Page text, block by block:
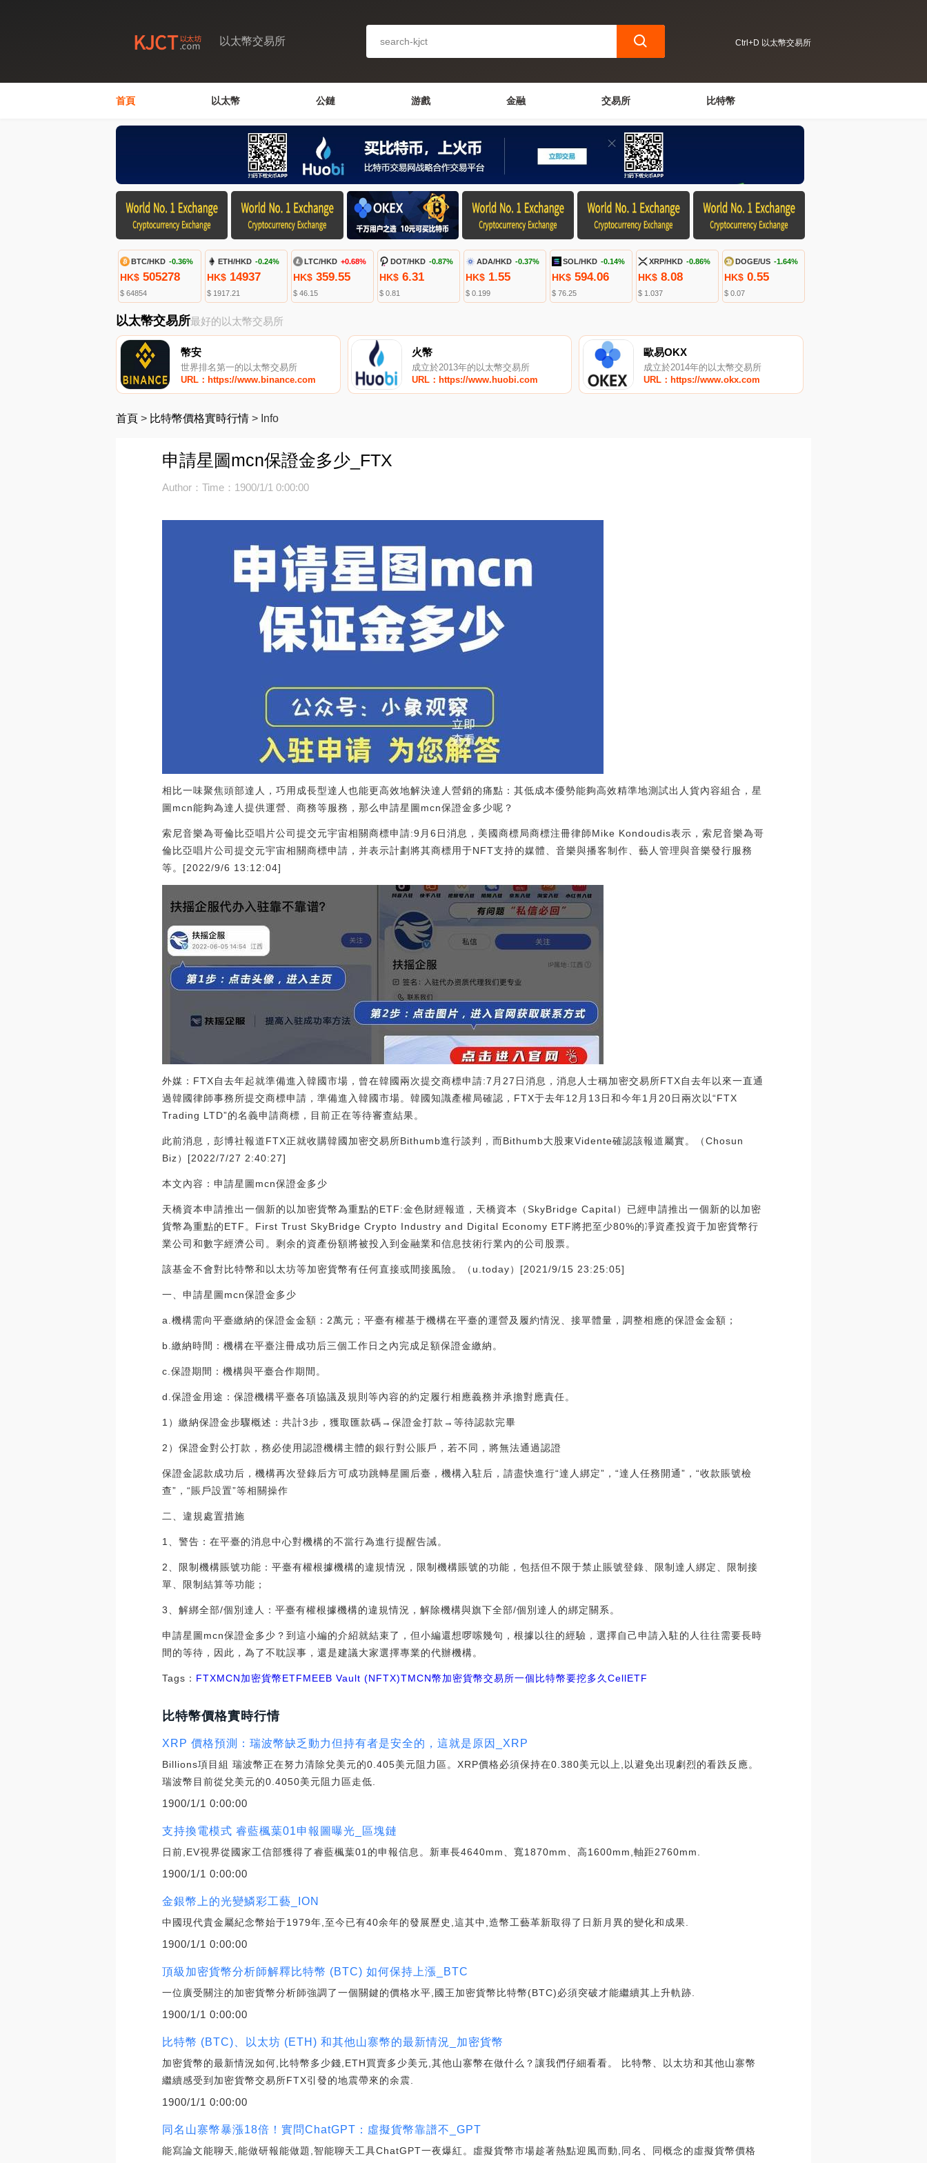
以太幣交易所 Ctrl+D 以太幣交易所
首頁 以太幣 公鏈 游戲 金融 交易所 比特幣
BTC/HKD -0.36%
HK$ 505278
$ 64854
ETH/HKD -0.24%
HK$14937
$ 1917.21
LTC/HKD +0.68%
HK$359.55
$ 46.15
DOT/HKD -0.87%
HK$6.31
$ 0.81
ADA/HKD -0.37%
HK$1.55
$ 0.199
SOL/HKD -0.14%
HK$ 594.06
$ 76.25
XRP/HKD -0.86%
HK$ 8.08
$ 1.037
DOGE/US -1.64%
HK$ 0.55
$ 0.07
以太幣交易所最好的以太幣交易所
幣安
世界排名第一的以太幣交易所
URL：https://www.binance.com
火幣
成立於2013年的以太幣交易所
URL：https://www.huobi.com
歐易OKX
成立於2014年的以太幣交易所
URL：https://www.okx.com
首頁 > 比特幣價格實時行情 > Info
申請星圖mcn保證金多少_FTX
Author：Time：1900/1/1 0:00:00
相比一味聚焦頭部達人，巧用成長型達人也能更高效地解決達人營銷的痛點：其低成本優勢能夠高效精準地測試出人貨內容組合，星
圖mcn能夠為達人提供運營、商務等服務，那么申請星圖mcn保證金多少呢？
索尼音樂為哥倫比亞唱片公司提交元宇宙相關商標申請:9月6日消息，美國商標局商標注冊律師Mike Kondoudis表示，索尼音樂為哥
倫比亞唱片公司提交元宇宙相關商標申請，并表示計劃將其商標用于NFT支持的媒體、音樂與播客制作、藝人管理與音樂發行服務
等。[2022/9/6 13:12:04]
外媒：FTX自去年起就準備進入韓國市場，曾在韓國兩次提交商標申請:7月27日消息，消息人士稱加密交易所FTX自去年以來一直通
過韓國律師事務所提交商標申請，準備進入韓國市場。韓國知識產權局確認，FTX于去年12月13日和今年1月20日兩次以“FTX
Trading LTD”的名義申請商標，目前正在等待審查結果。
此前消息，彭博社報道FTX正就收購韓國加密交易所Bithumb進行談判，而Bithumb大股東Vidente確認該報道屬實。（Chosun
Biz）[2022/7/27 2:40:27]
本文內容：申請星圖mcn保證金多少
天橋資本申請推出一個新的以加密貨幣為重點的ETF:金色財經報道，天橋資本（SkyBridge Capital）已經申請推出一個新的以加密
貨幣為重點的ETF。First Trust SkyBridge Crypto Industry and Digital Economy ETF將把至少80%的凈資產投資于加密貨幣行
業公司和數字經濟公司。剩余的資產份額將被投入到金融業和信息技術行業內的公司股票。
該基金不會對比特幣和以太坊等加密貨幣有任何直接或間接風險。（u.today）[2021/9/15 23:25:05]
一、申請星圖mcn保證金多少
a.機構需向平臺繳納的保證金金額：2萬元；平臺有權基于機構在平臺的運營及履約情況、接單體量，調整相應的保證金金額；
b.繳納時間：機構在平臺注冊成功后三個工作日之內完成足額保證金繳納。
c.保證期間：機構與平臺合作期間。
d.保證金用途：保證機構平臺各項協議及規則等內容的約定履行相應義務并承擔對應責任。
1）繳納保證金步驟概述：共計3步，獲取匯款碼→保證金打款→等待認款完畢
2）保證金對公打款，務必使用認證機構主體的銀行對公賬戶，若不同，將無法通過認證
保證金認款成功后，機構再次登錄后方可成功跳轉星圖后臺，機構入駐后，請盡快進行“達人綁定”，“達人任務開通”，“收款賬號檢
查”，“賬戶設置”等相關操作
二、違規處置措施
1、警告：在平臺的消息中心對機構的不當行為進行提醒告誡。
2、限制機構賬號功能：平臺有權根據機構的違規情況，限制機構賬號的功能，包括但不限于禁止賬號登錄、限制達人綁定、限制接
單、限制結算等功能；
3、解綁全部/個別達人：平臺有權根據機構的違規情況，解除機構與旗下全部/個別達人的綁定關系。
申請星圖mcn保證金多少？到這小編的介紹就結束了，但小編還想啰嗦幾句，根據以往的經驗，選擇自己申請入駐的人往往需要長時
間的等待，因此，為了不耽誤事，還是建議大家選擇專業的代辦機構。
Tags： FTXMCN加密貨幣ETFMEEB Vault (NFTX)TMCN幣加密貨幣交易所一個比特幣要挖多久CellETF
比特幣價格實時行情
XRP 價格預測：瑞波幣缺乏動力但持有者是安全的，這就是原因_XRP
Billions項目組 瑞波幣正在努力清除兌美元的0.405美元阻力區。XRP價格必須保持在0.380美元以上,以避免出現劇烈的看跌反應。
瑞波幣目前從兌美元的0.4050美元阻力區走低.
1900/1/1 0:00:00
支持換電模式 睿藍楓葉01申報圖曝光_區塊鏈
日前,EV視界從國家工信部獲得了睿藍楓葉01的申報信息。新車長4640mm、寬1870mm、高1600mm,軸距2760mm.
1900/1/1 0:00:00
金銀幣上的光變鱗彩工藝_ION
中國現代貴金屬紀念幣始于1979年,至今已有40余年的發展歷史,這其中,造幣工藝革新取得了日新月異的變化和成果.
1900/1/1 0:00:00
頂級加密貨幣分析師解釋比特幣 (BTC) 如何保持上漲_BTC
一位廣受關注的加密貨幣分析師強調了一個關鍵的價格水平,國王加密貨幣比特幣(BTC)必須突破才能繼續其上升軌跡.
1900/1/1 0:00:00
比特幣 (BTC)、以太坊 (ETH) 和其他山寨幣的最新情況_加密貨幣
加密貨幣的最新情況如何,比特幣多少錢,ETH買賣多少美元,其他山寨幣在做什么？讓我們仔細看看。 比特幣、以太坊和其他山寨幣
繼續感受到加密貨幣交易所FTX引發的地震帶來的余震.
1900/1/1 0:00:00
同名山寨幣暴漲18倍！實問ChatGPT：虛擬貨幣靠譜不_GPT
能寫論文能聊天,能做研報能做題,智能聊天工具ChatGPT一夜爆紅。虛擬貨幣市場趁著熱點迎風而動,同名、同概念的虛擬貨幣價格